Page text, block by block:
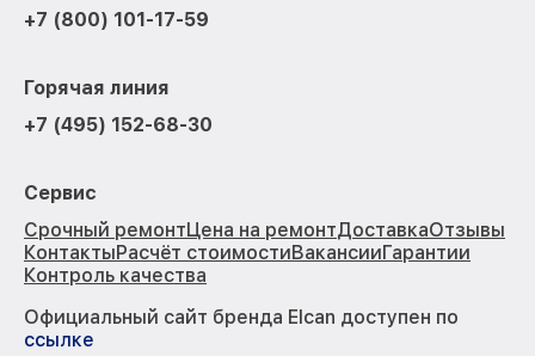
+7 (800) 101-17-59
Горячая линия
+7 (495) 152-68-30
Сервис
Срочный ремонтЦена на ремонтДоставкаОтзывы
КонтактыРасчёт стоимостиВакансииГарантии
Контроль качества
Официальный сайт бренда Elcan доступен по
ссылке